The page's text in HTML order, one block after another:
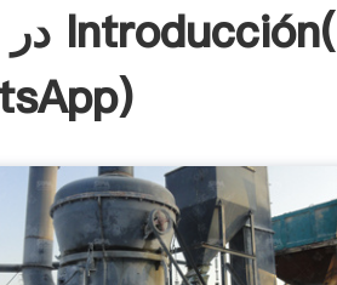
در مورد فرآیند آسیاب معدن Introducción(
)